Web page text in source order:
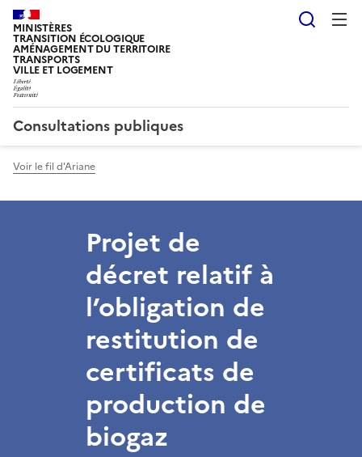
MINISTÈRES
TRANSITION ÉCOLOGIQUE
AMÉNAGEMENT DU TERRITOIRE
TRANSPORTS
VILLE ET LOGEMENT
Consultations publiques
Voir le fil d'Ariane
Projet de
décret relatif à
l’obligation de
restitution de
certificats de
production de
biogaz